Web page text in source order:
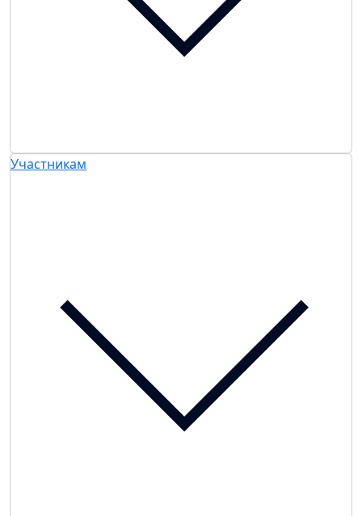
Участникам